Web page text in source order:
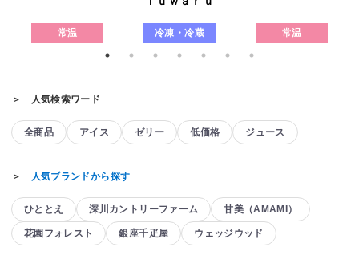
常温 冷凍・冷蔵 常温
＞ 人気検索ワード
全商品 アイス ゼリー 低価格 ジュース
＞ 人気ブランドから探す
ひととえ 深川カントリーファーム 甘美（AMAMI）
花園フォレスト 銀座千疋屋 ウェッジウッド